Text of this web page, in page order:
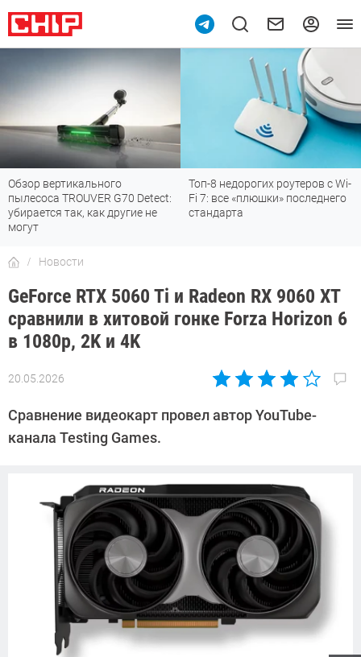
Обзор вертикального
пылесоса TROUVER G70 Detect:
убирается так, как другие не
могут
Топ-8 недорогих роутеров с Wi-
Fi 7: все «плюшки» последнего
стандарта
Новости
GeForce RTX 5060 Ti и Radeon RX 9060 XT
сравнили в хитовой гонке Forza Horizon 6
в 1080p, 2K и 4K
20.05.2026
Автор:
Калашников
Сравнение видеокарт провел автор YouTube-
канала Testing Games.